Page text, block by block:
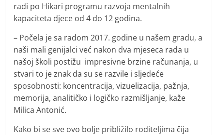
radi po Hikari programu razvoja mentalnih
kapaciteta djece od 4 do 12 godina.
– Počela je sa radom 2017. godine u našem gradu, a
naši mali genijalci već nakon dva mjeseca rada u
našoj školi postižu impresivne brzine računanja, u
stvari to je znak da su se razvile i sljedeće
sposobnosti: koncentracija, vizuelizacija, pažnja,
memorija, analitičko i logičko razmišljanje, kaže
Milica Antonić.
Kako bi se sve ovo bolje približilo roditeljima čija